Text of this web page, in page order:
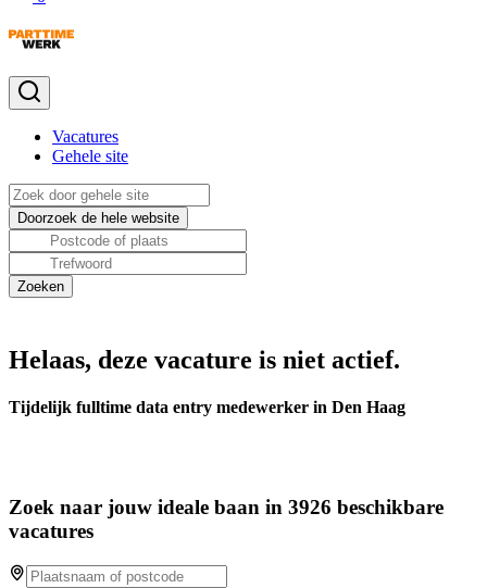
Vacatures
Gehele site
Helaas, deze vacature is niet actief.
Tijdelijk fulltime data entry medewerker in Den Haag
Zoek naar jouw ideale baan in 3926 beschikbare
vacatures